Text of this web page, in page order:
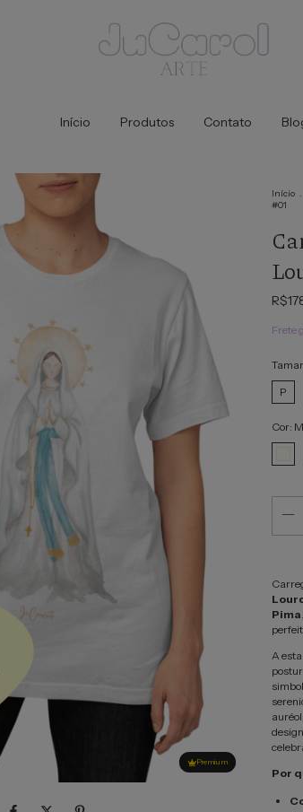
Início Produtos Contato
Premium
Início .
#01
Frete
P
Cor:
Pima
A
Por